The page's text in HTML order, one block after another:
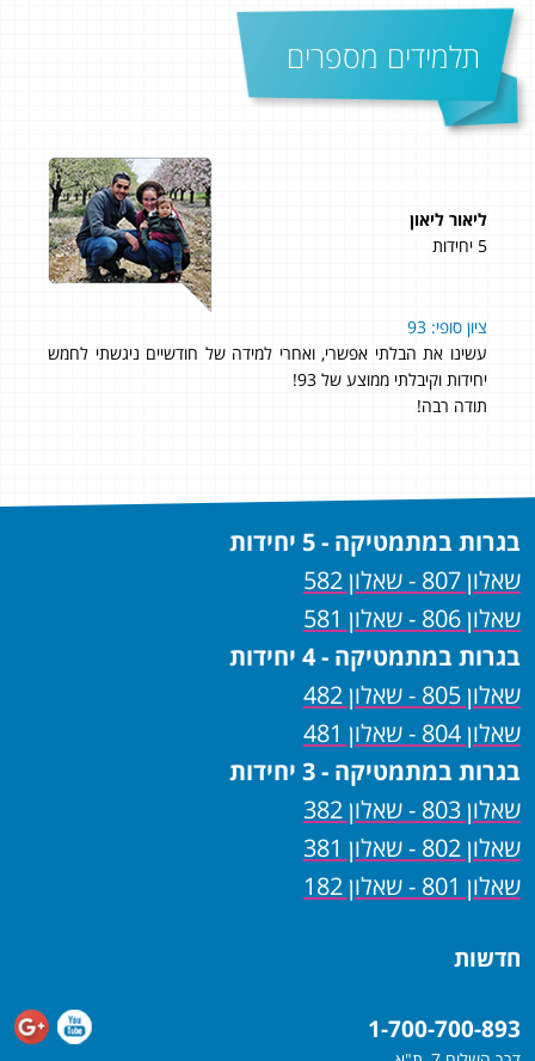
תלמידים מספרים
ליאור ליאון
5 יחידות
ציון סופי: 93
עשינו את הבלתי אפשרי, ואחרי למידה של חודשיים ניגשתי לחמש
יחידות וקיבלתי ממוצע של 93!
תודה רבה!
בגרות במתמטיקה - 5 יחידות
שאלון 807 - שאלון 582
שאלון 806 - שאלון 581
בגרות במתמטיקה - 4 יחידות
שאלון 805 - שאלון 482
שאלון 804 - שאלון 481
בגרות במתמטיקה - 3 יחידות
שאלון 803 - שאלון 382
שאלון 802 - שאלון 381
שאלון 801 - שאלון 182
חדשות
1-700-700-893